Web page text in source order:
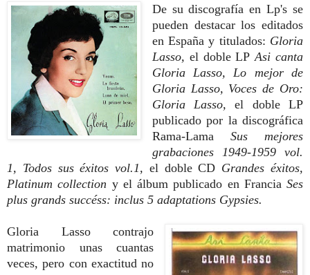
De su discografía en Lp's se
pueden destacar los editados
en España y titulados: Gloria
Lasso, el doble LP Asi canta
Gloria Lasso, Lo mejor de
Gloria Lasso, Voces de Oro:
Gloria Lasso,el doble LP
publicado por la discográfica
Rama-Lama Sus mejores
grabaciones 1949-1959 vol.
1, Todos sus éxitos vol.1, el doble CD Grandes éxitos,
Platinum collection y el álbum publicado en Francia Ses
plus grands succéss: inclus 5 adaptations Gypsies.
Gloria Lasso contrajo
matrimonio unas cuantas
veces, pero con exactitud no